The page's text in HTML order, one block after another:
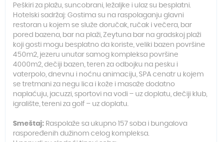
Peškiri za plažu, suncobrani, ležaljke i ulaz su besplatni.
Hotelski sadržaj: Gostima su na raspolaganju glavni
restoran u kojem se služe doručak, ručak i večera, bar
pored bazena, bar na plaži, Zeytuna bar na gradskoj plaži
koji gosti mogu besplatno da koriste, veliki bazen površine
450m2, jezeru unutar samog kompleksa površine
4000m2, dečiji bazen, teren za odbojku na pesku i
vaterpolo, dnevnu i noćnu animaciju, SPA cenatr u kojem
se tretmani za negu lica i kože i masaže dodatno
naplaćuju, jacuzzi, sportovi na vodi – uz doplatu, dečiji klub,
igralište, tereni za golf – uz doplatu.
Smeštaj: Raspolaže sa ukupno 157 soba i bungalova
raspoređenih dužinom celog kompleksa.